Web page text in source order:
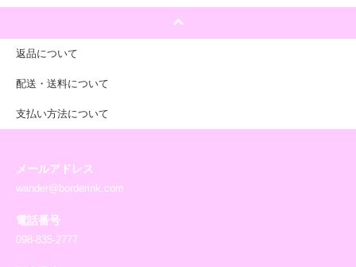
返品について
配送・送料について
支払い方法について
メールアドレス
wander@borderink.com
電話番号
098-835-2777